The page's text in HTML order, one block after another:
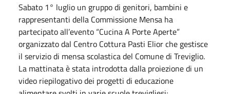
Sabato 1° luglio un gruppo di genitori, bambini e
rappresentanti della Commissione Mensa ha
partecipato all’evento “Cucina A Porte Aperte”
organizzato dal Centro Cottura Pasti Elior che gestisce
il servizio di mensa scolastica del Comune di Treviglio.
La mattinata è stata introdotta dalla proiezione di un
video riepilogativo dei progetti di educazione